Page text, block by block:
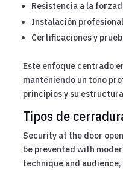
Resistencia a la
Instalación
Certificaciones y
Este enfoque centrado
manteniendo un tono
principios y su
Tipos de
Security at the door
be prevented with
technique and